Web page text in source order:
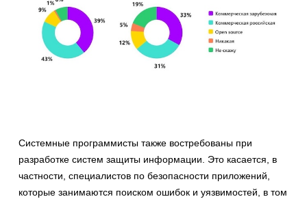
Системные программисты также востребованы при
разработке систем защиты информации. Это касается, в
частности, специалистов по безопасности приложений,
которые занимаются поиском ошибок и уязвимостей, в том